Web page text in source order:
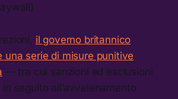
il governo britannico
una serie di misure punitive
— tra cui sanzioni ed esclusioni
seguito all’avvelenamento